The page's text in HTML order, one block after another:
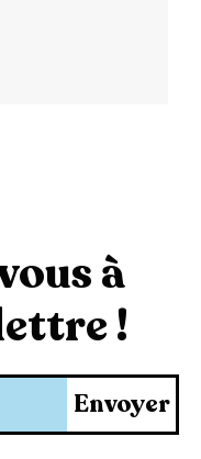
à
!
Envoyer